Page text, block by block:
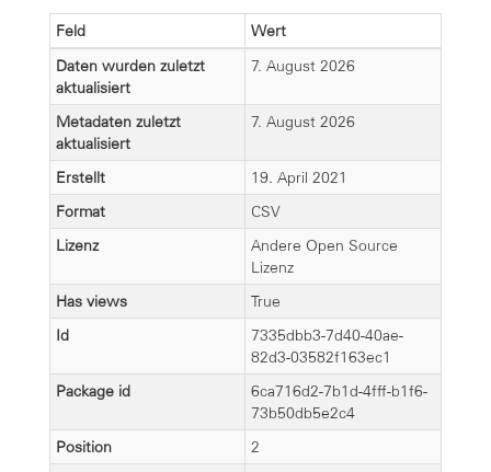
Feld
Wert
Daten wurden zuletzt
aktualisiert
7. August 2026
Metadaten zuletzt
aktualisiert
7. August 2026
Erstellt
19. April 2021
Format
CSV
Lizenz
Andere Open Source
Lizenz
Has views
True
Id
7335dbb3-7d40-40ae-
82d3-03582f163ec1
Package id
6ca716d2-7b1d-4fff-b1f6-
73b50db5e2c4
Position
2